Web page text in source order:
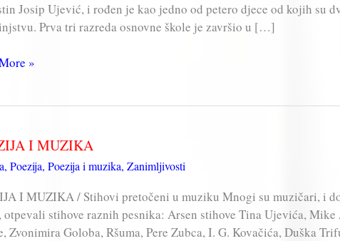
Josip Ujević, i rođen je kao jedno od petero djece od kojih su
Prva tri razreda osnovne škole je završio u […]
»
I MUZIKA
, Poezija, Poezija i muzika, Zanimljivosti
I MUZIKA / Stihovi pretočeni u muziku Mnogi su muzičari, i
otpevali stihove raznih pesnika: Arsen stihove Tina Ujevića, Mike
Zvonimira Goloba, Ršuma, Pere Zubca, I. G. Kovačića, Duška